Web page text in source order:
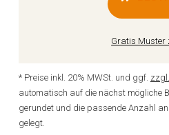
Gratis Muster
* Preise inkl. 20% MWSt. und ggf.
automatisch auf die nächst mögliche
gerundet und die passende Anzahl
gelegt.